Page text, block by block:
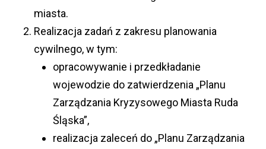
miasta.
Realizacja zadań z zakresu planowania
cywilnego, w tym:
opracowywanie i przedkładanie
wojewodzie do zatwierdzenia „Planu
Zarządzania Kryzysowego Miasta Ruda
Śląska”,
realizacja zaleceń do „Planu Zarządzania